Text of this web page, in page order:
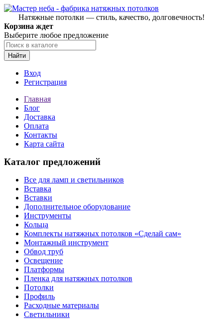
Натяжные потолки — стиль, качество, долговечность!
Корзина ждет
Выберите любое предложение
Найти
Вход
Регистрация
Главная
Блог
Доставка
Оплата
Контакты
Карта сайта
Каталог предложений
Все для ламп и светильников
Вставка
Вставки
Дополнительное оборудование
Инструменты
Кольца
Комплекты натяжных потолков «Сделай сам»
Монтажный инструмент
Обвод труб
Освещение
Платформы
Пленка для натяжных потолков
Потолки
Профиль
Расходные материалы
Светильники